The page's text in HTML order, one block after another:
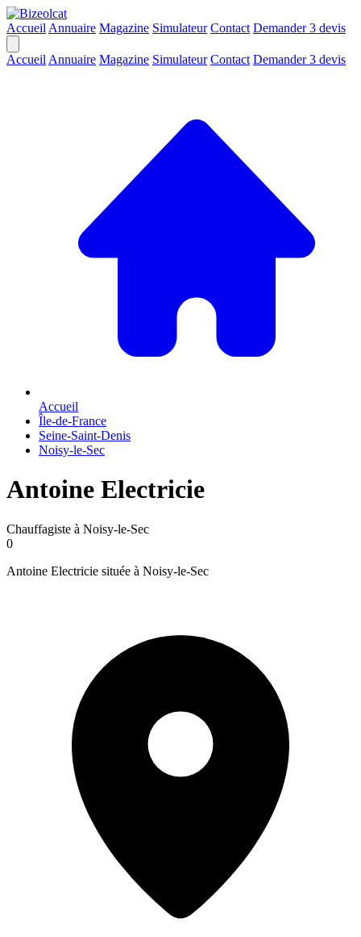
Accueil Annuaire Magazine Simulateur Contact Demander 3 devis
Accueil Annuaire Magazine Simulateur Contact Demander 3 devis
Accueil
Île-de-France
Seine-Saint-Denis
Noisy-le-Sec
Antoine Electricie
Chauffagiste à Noisy-le-Sec
0
Antoine Electricie située à Noisy-le-Sec